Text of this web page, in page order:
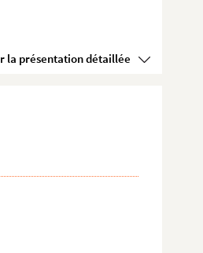
Voir la présentation détaillée